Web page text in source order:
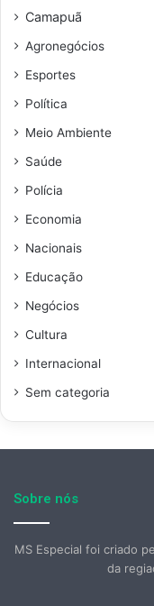
Camapuã
Agronegócios
Esportes
Política
Meio Ambiente
Saúde
Polícia
Economia
Nacionais
Educação
Negócios
Cultura
Internacional
Sem categoria
Sobre nós
MS Especial foi criado
da